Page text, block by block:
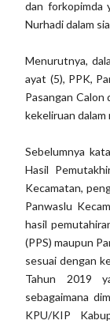
dan forkopimda
Nurhadi dalam
Menurutnya,
ayat (5), PPK,
Pasangan Calon
kekeliruan
Sebelumnya
Hasil
Kecamatan,
Panwaslu
hasil
(PPS) maupun
sesuai dengan
Tahun 2019
sebagaimana
KPU/KIP